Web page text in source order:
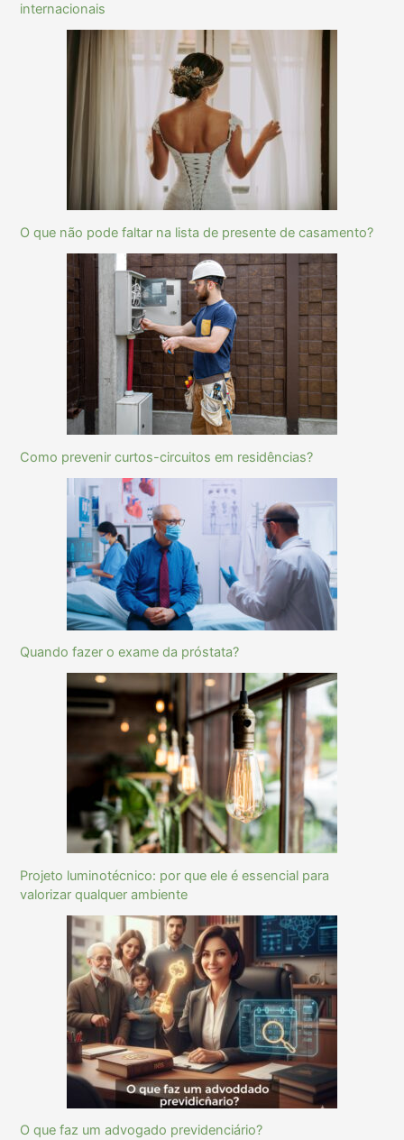
internacionais
O que não pode faltar na lista de presente de casamento?
Como prevenir curtos-circuitos em residências?
Quando fazer o exame da próstata?
Projeto luminotécnico: por que ele é essencial para
valorizar qualquer ambiente
O que faz um advogado previdenciário?